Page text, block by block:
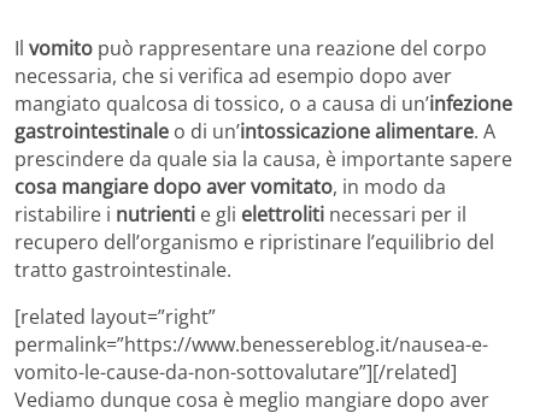
Il vomito può rappresentare una reazione del corpo
necessaria, che si verifica ad esempio dopo aver
mangiato qualcosa di tossico, o a causa di un’infezione
gastrointestinale o di un’intossicazione alimentare. A
prescindere da quale sia la causa, è importante sapere
cosa mangiare dopo aver vomitato, in modo da
ristabilire i nutrienti e gli elettroliti necessari per il
recupero dell’organismo e ripristinare l’equilibrio del
tratto gastrointestinale.
[related layout=”right”
permalink=”https://www.benessereblog.it/nausea-e-
vomito-le-cause-da-non-sottovalutare”][/related]
Vediamo dunque cosa è meglio mangiare dopo aver